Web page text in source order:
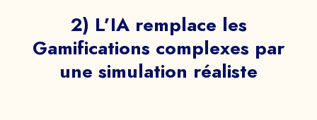
2) L’IA remplace les
Gamifications complexes par
une simulation réaliste